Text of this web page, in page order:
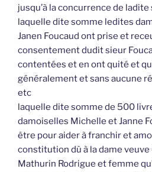
jusqu’à la concurrence de
laquelle dite somme ledites
Janen Foucaud ont prise et
consentement dudit sieur
contentées et en ont quité et
généralement et sans aucune
etc
laquelle dite somme de 500
damoiselles Michelle et Janne
être pour aider à franchir et
constitution dû à la dame
Mathurin Rodrigue et femme